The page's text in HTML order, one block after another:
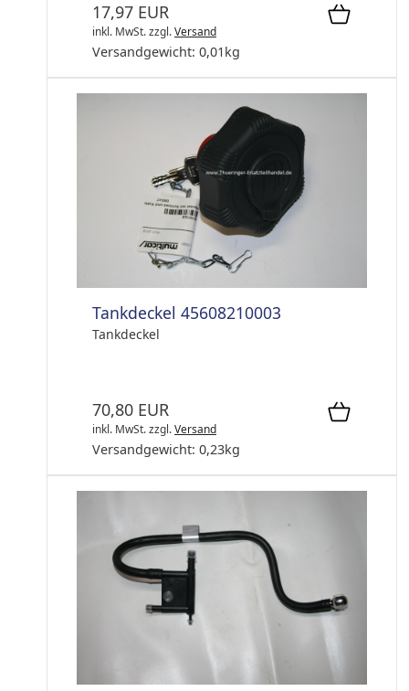
17,97 EUR
inkl. MwSt.zzgl.Versand
Versandgewicht: 0,01 kg
Tankdeckel 45608210003
Tankdeckel
70,80 EUR
inkl. MwSt.zzgl.Versand
Versandgewicht: 0,23kg